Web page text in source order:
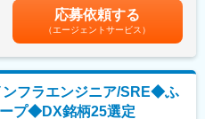
CICS等のミドルウェア、運行ソフ
本番運行作業はビジネスパートナー
)は固定手当を含めた表記です。
応募依頼する
（エージェントサービス）
ンフラエンジニア/SRE◆ふ
プ◆DX銘柄25選定